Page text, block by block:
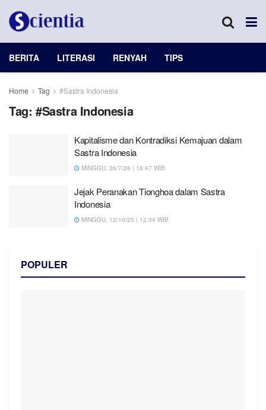
BERITA LITERASI RENYAH TIPS
Home Tag #Sastra Indonesia
Tag: #Sastra Indonesia
Kapitalisme dan Kontradiksi Kemajuan dalam
Sastra Indonesia
MINGGU, 26/7/26 | 18:47 WIB
Jejak Peranakan Tionghoa dalam Sastra
Indonesia
MINGGU, 12/10/25 | 12:34 WIB
POPULER